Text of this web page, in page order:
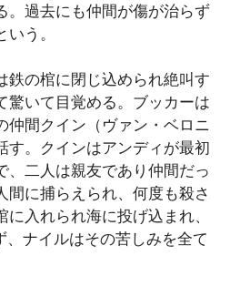
。過去にも仲間が傷が治らず
う。
鉄の棺に閉じ込められ絶叫す
驚いて目覚める。ブッカーは
仲間クイン（ヴァン・ベロニ
す。クインはアンディが最初
、二人は親友であり仲間だっ
間に捕らえられ、何度も殺さ
入れられ海に投げ込まれ、
ナイルはその苦しみを全て